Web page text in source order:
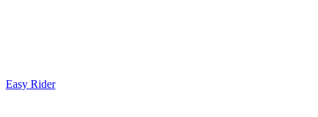
Easy Rider